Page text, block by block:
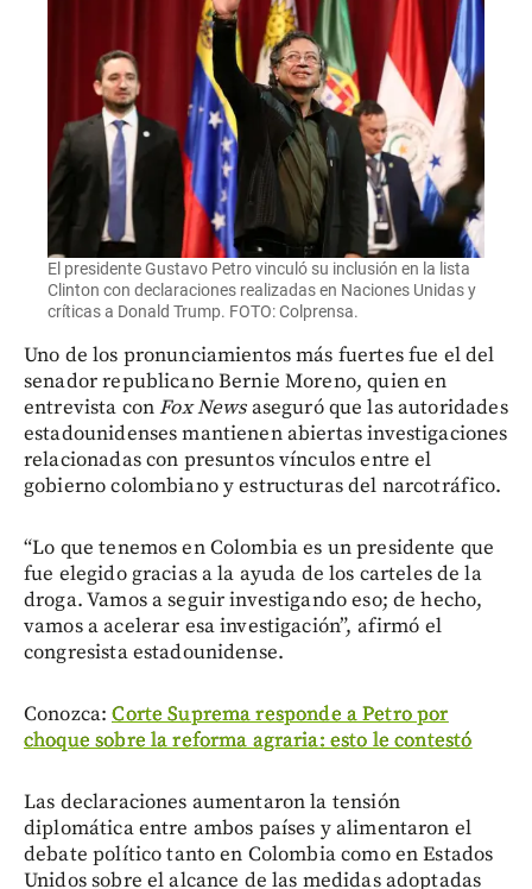
El presidente Gustavo Petro vinculó su inclusión en la lista
Clinton con declaraciones realizadas en Naciones Unidas y
críticas a Donald Trump. FOTO: Colprensa.
Uno de los pronunciamientos más fuertes fue el del
senador republicano Bernie Moreno, quien en
entrevista conFox Newsaseguró que las autoridades
estadounidenses mantienen abiertas investigaciones
relacionadas con presuntos vínculos entre el
gobierno colombiano y estructuras del narcotráfico.
“Lo que tenemos en Colombia es un presidente que
fue elegido gracias a la ayuda de los carteles de la
droga. Vamos a seguir investigando eso; de hecho,
vamos a acelerar esa investigación”, afirmó el
congresista estadounidense.
Conozca:Corte Suprema responde a Petro por
choque sobre la reforma agraria: esto le contestó
Las declaraciones aumentaron la tensión
diplomática entre ambos países y alimentaron el
debate político tanto en Colombia como en Estados
Unidos sobre el alcance de las medidas adoptadas